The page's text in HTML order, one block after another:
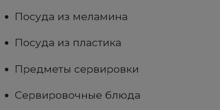
Посуда из меламина
Посуда из пластика
Предметы сервировки
Сервировочные блюда